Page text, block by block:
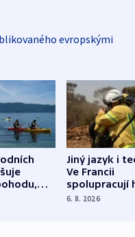
evropskými
Jiný jazyk i
Ve Francii
spolupracují
různých zemí
6. 8. 2026